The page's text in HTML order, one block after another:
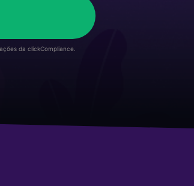
da clickCompliance.